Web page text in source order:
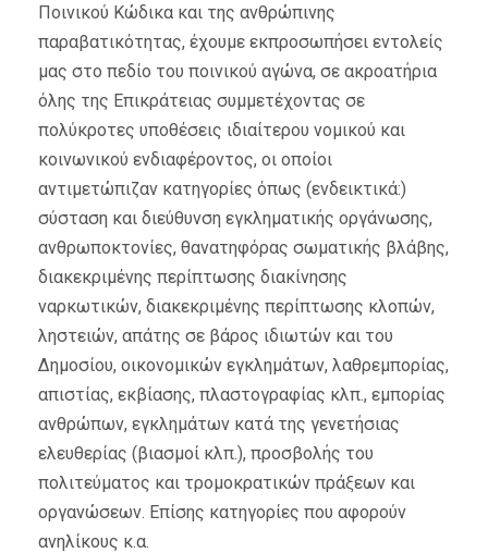
Ποινικού Κώδικα και της ανθρώπινης
παραβατικότητας, έχουμε εκπροσωπήσει εντολείς
μας στο πεδίο του ποινικού αγώνα, σε ακροατήρια
όλης της Επικράτειας συμμετέχοντας σε
πολύκροτες υποθέσεις ιδιαίτερου νομικού και
κοινωνικού ενδιαφέροντος, οι οποίοι
αντιμετώπιζαν κατηγορίες όπως (ενδεικτικά:)
σύσταση και διεύθυνση εγκληματικής οργάνωσης,
ανθρωποκτονίες, θανατηφόρας σωματικής βλάβης,
διακεκριμένης περίπτωσης διακίνησης
ναρκωτικών, διακεκριμένης περίπτωσης κλοπών,
ληστειών, απάτης σε βάρος ιδιωτών και του
Δημοσίου, οικονομικών εγκλημάτων, λαθρεμπορίας,
απιστίας, εκβίασης, πλαστογραφίας κλπ., εμπορίας
ανθρώπων, εγκλημάτων κατά της γενετήσιας
ελευθερίας (βιασμοί κλπ.), προσβολής του
πολιτεύματος και τρομοκρατικών πράξεων και
οργανώσεων. Επίσης κατηγορίες που αφορούν
ανηλίκους κ.α.